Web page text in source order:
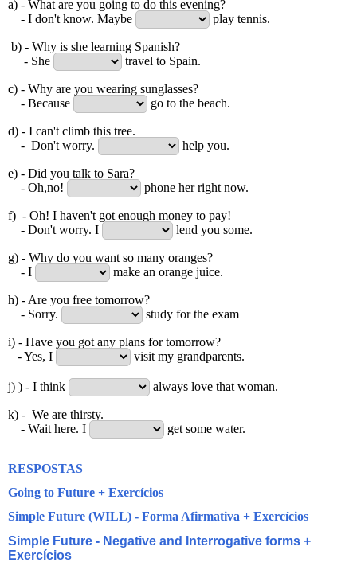
a) - What are you going to do this evening?
- I don't know. Maybe
play tennis.
b) - Why is she learning Spanish?
- She
travel to Spain.
c) - Why are you wearing sunglasses?
- Because
go to the beach.
d) - I can't climb this tree.
- Don't worry.
help you.
e) - Did you talk to Sara?
- Oh,no!
phone her right now.
f) - Oh! I haven't got enough money to pay!
- Don't worry. I
lend you some.
g) - Why do you want so many oranges?
- I
make an orange juice.
h) - Are you free tomorrow?
- Sorry.
study for the exam
i) - Have you got any plans for tomorrow?
- Yes, I
visit my grandparents.
j) ) - I think always love that woman.
k) - We are thirsty.
- Wait here. I
get some water.
RESPOSTAS
Going to Future + Exercícios
Simple Future (WILL) - Forma Afirmativa + Exercícios
Simple Future - Negative and Interrogative forms +
Exercícios